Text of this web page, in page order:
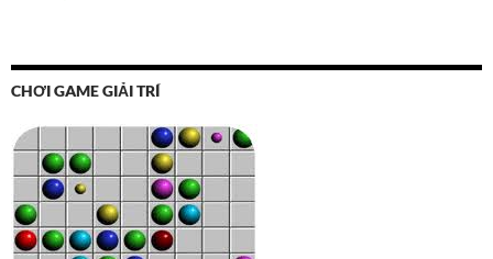
CHƠI GAME GIẢI TRÍ